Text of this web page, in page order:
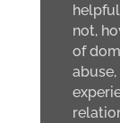
not,
of